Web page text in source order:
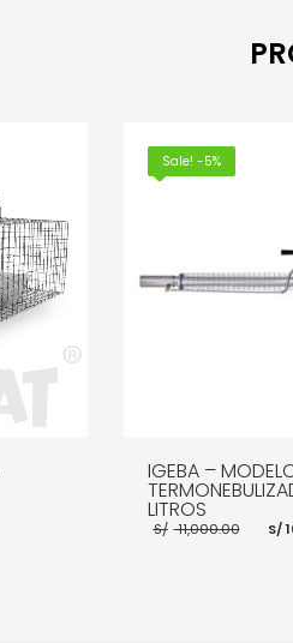
Sale! -5%
IGEBA –
LITROS
S/ 11,000.00 El
S/